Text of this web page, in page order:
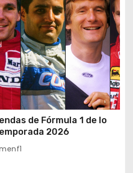
de Fórmula 1 de lo
2026